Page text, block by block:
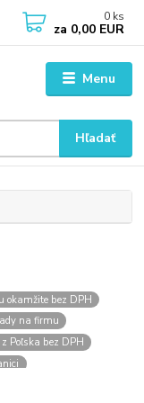
Menu
Hľadať
0 ks
za 0,00 EUR
okamžite bez DPH
na firmu
Poľska bez DPH